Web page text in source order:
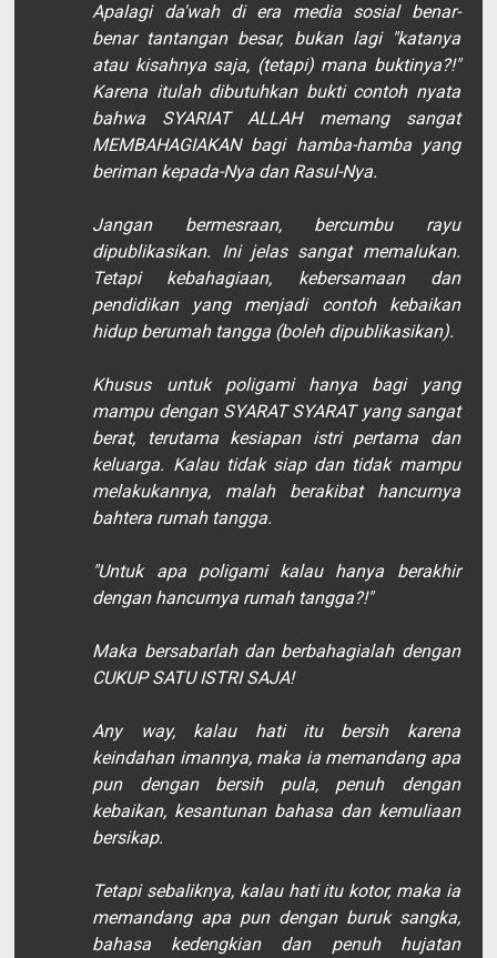
Apalagi da'wah di era media sosial benar-
benar tantangan besar, bukan lagi "katanya
atau kisahnya saja, (tetapi) mana buktinya?!"
Karena itulah dibutuhkan bukti contoh nyata
bahwa SYARIAT ALLAH memang sangat
MEMBAHAGIAKAN bagi hamba-hamba yang
beriman kepada-Nya dan Rasul-Nya.
Jangan bermesraan, bercumbu rayu
dipublikasikan. Ini jelas sangat memalukan.
Tetapi kebahagiaan, kebersamaan dan
pendidikan yang menjadi contoh kebaikan
hidup berumah tangga (boleh dipublikasikan).
Khusus untuk poligami hanya bagi yang
mampu dengan SYARAT SYARAT yang sangat
berat, terutama kesiapan istri pertama dan
keluarga. Kalau tidak siap dan tidak mampu
melakukannya, malah berakibat hancurnya
bahtera rumah tangga.
"Untuk apa poligami kalau hanya berakhir
dengan hancurnya rumah tangga?!"
Maka bersabarlah dan berbahagialah dengan
CUKUP SATU ISTRI SAJA!
Any way, kalau hati itu bersih karena
keindahan imannya, maka ia memandang apa
pun dengan bersih pula, penuh dengan
kebaikan, kesantunan bahasa dan kemuliaan
bersikap.
Tetapi sebaliknya, kalau hati itu kotor, maka ia
memandang apa pun dengan buruk sangka,
bahasa kedengkian dan penuh hujatan